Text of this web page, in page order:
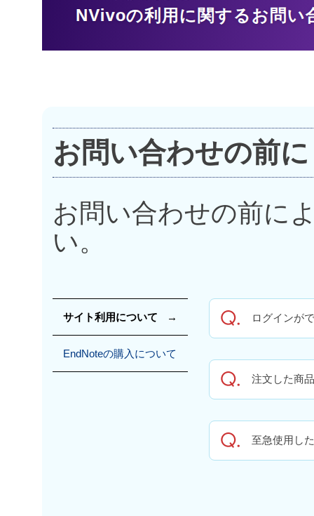
お問い合わせの前に
お問い合わせの前に
い。
サイト利用について
EndNoteの購入について
ログインが
注文した商
至急使用し